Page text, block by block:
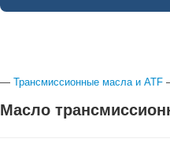
— Трансмиссионные масла и ATF
Масло